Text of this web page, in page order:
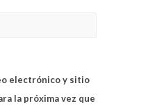
electrónico y sitio
la próxima vez que